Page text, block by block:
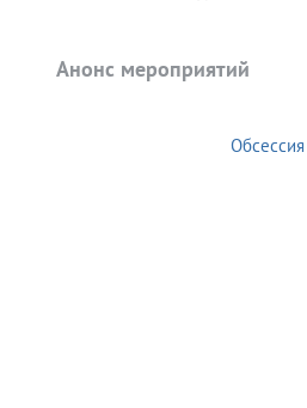
Анонс мероприятий
Обсессия